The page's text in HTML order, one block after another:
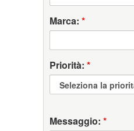
Marca: *
Priorità: *
Messaggio: *